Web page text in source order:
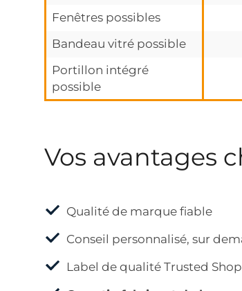
Fenêtres possibles
Bandeau vitré possible
Portillon intégré
possible
Vos avantages
Qualité de marque fiable
Conseil personnalisé, sur
Label de qualité Trusted